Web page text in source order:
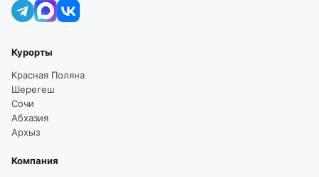
Курорты
Красная Поляна
Шерегеш
Сочи
Абхазия
Архыз
Компания